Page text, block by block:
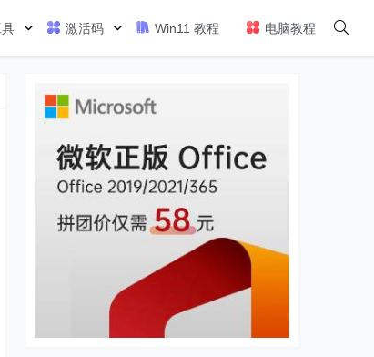
激活码 Win11 教程 电脑教程